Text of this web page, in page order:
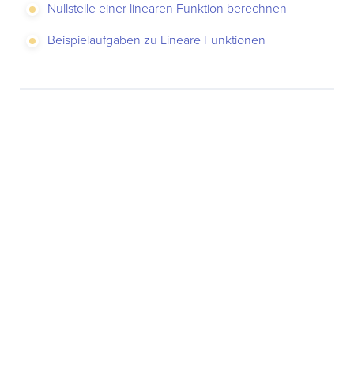
Nullstelle einer linearen Funktion berechnen
Beispielaufgaben zu Lineare Funktionen